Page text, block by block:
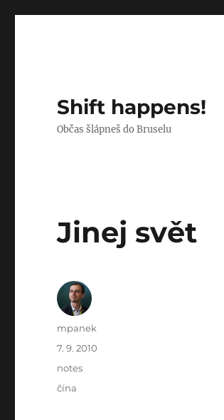
Shift happens!
Občas šlápneš do Bruselu
Jinej svět
Author
mpanek
Posted
7. 9. 2010
Categories
notes
Tags
čína